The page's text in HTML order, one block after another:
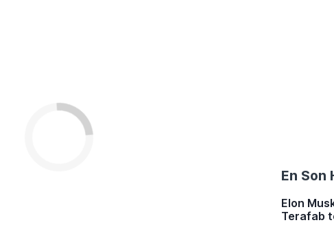
En Son
Elon
Terafab